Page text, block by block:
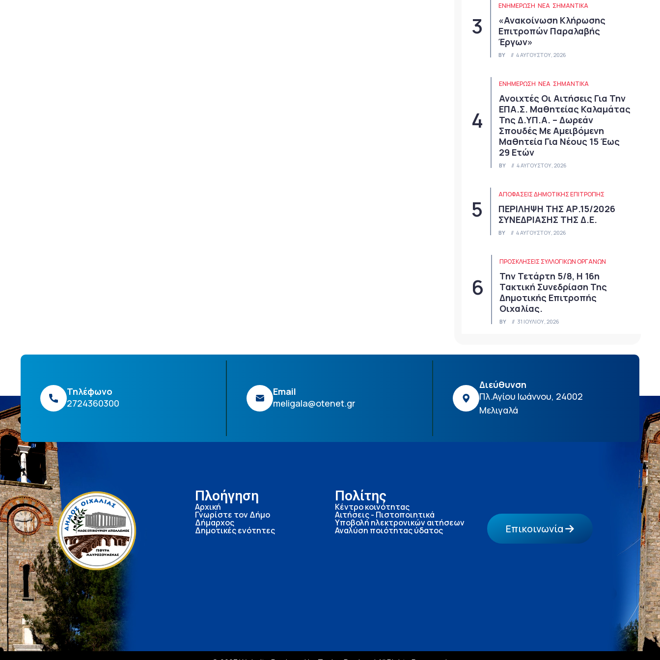
ΕΝΗΜΕΡΩΣΗ ΝΈΑ ΣΗΜΑΝΤΙΚΆ
«Ανακοίνωση Κλήρωσης
Επιτροπών Παραλαβής
Έργων»
BY 4 ΑΥΓΟΎΣΤΟΥ, 2026
ΕΝΗΜΕΡΩΣΗ ΝΈΑ ΣΗΜΑΝΤΙΚΆ
Ανοιχτές Οι Αιτήσεις Για Την
ΕΠΑ.Σ. Μαθητείας Καλαμάτας
Της Δ.ΥΠ.Α. – Δωρεάν
Σπουδές Με Αμειβόμενη
Μαθητεία Για Νέους 15 Έως
29 Ετών
BY 4 ΑΥΓΟΎΣΤΟΥ, 2026
ΑΠΟΦΆΣΕΙΣ ΔΗΜΟΤΙΚΉΣ ΕΠΙΤΡΟΠΉΣ
ΠΕΡΙΛΗΨΗ ΤΗΣ ΑΡ.15/2026
ΣΥΝΕΔΡΙΑΣΗΣ ΤΗΣ Δ.Ε.
BY 4 ΑΥΓΟΎΣΤΟΥ, 2026
ΠΡΟΣΚΛΉΣΕΙΣ ΣΥΛΛΟΓΙΚΏΝ ΟΡΓΆΝΩΝ
Την Τετάρτη 5/8, Η 16η
Τακτική Συνεδρίαση Της
Δημοτικής Επιτροπής
Οιχαλίας.
BY 31 ΙΟΥΛΊΟΥ, 2026
Τηλέφωνο
2724360300
Email
meligala@otenet.gr
Διεύθυνση
Πλ.Αγίου Ιωάννου, 24002
Μελιγαλά
Πλοήγηση
Αρχική
Γνωρίστε τον Δήμο
Δήμαρχος
Δημοτικές ενότητες
Πολίτης
Κέντρο κοινότητας
Αιτήσεις - Πιστοποιητικά
Υποβολή ηλεκτρονικών αιτήσεων
Αναλύση ποιότητας ύδατος Επικοινωνία